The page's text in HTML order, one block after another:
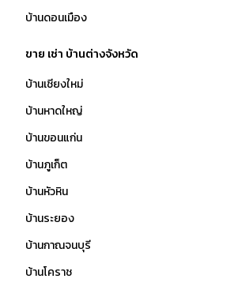
บ้านดอนเมือง
ขาย เช่า บ้านต่างจังหวัด
บ้านเชียงใหม่
บ้านหาดใหญ่
บ้านขอนแก่น
บ้านภูเก็ต
บ้านหัวหิน
บ้านระยอง
บ้านกาณจนบุรี
บ้านโคราช